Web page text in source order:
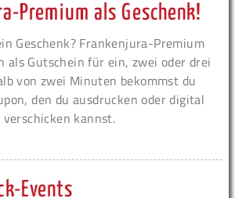
Premium als Geschenk!
Geschenk? Frankenjura-Premium
als Gutschein für ein, zwei oder drei
von zwei Minuten bekommst du
den du ausdrucken oder digital
verschicken kannst.
Events